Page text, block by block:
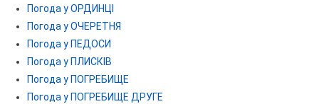
Погода у ОРДИНЦІ
Погода у ОЧЕРЕТНЯ
Погода у ПЕДОСИ
Погода у ПЛИСКІВ
Погода у ПОГРЕБИЩЕ
Погода у ПОГРЕБИЩЕ ДРУГЕ